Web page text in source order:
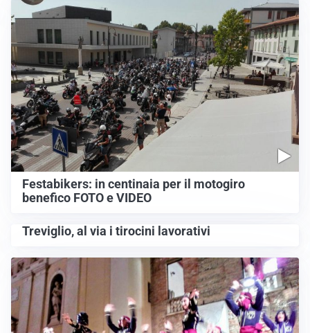
Festabikers: in centinaia per il motogiro
benefico FOTO e VIDEO
Treviglio, al via i tirocini lavorativi